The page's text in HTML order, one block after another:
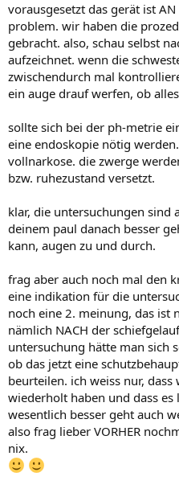
vorausgesetzt das gerät ist
problem. wir haben die
gebracht. also, schau selbst
aufzeichnet. wenn die
zwischendurch mal
ein auge drauf werfen, ob
sollte sich bei der ph-metrie
eine endoskopie nötig
vollnarkose. die zwerge
bzw. ruhezustand versetzt.
klar, die untersuchungen sind
deinem paul danach besser
kann, augen zu und durch.
frag aber auch noch mal den
eine indikation für die
noch eine 2. meinung, das ist
nämlich NACH der
untersuchung hätte man sich
ob das jetzt eine
beurteilen. ich weiss nur,
wiederholt haben und dass
wesentlich besser geht auch
also frag lieber VORHER
nix.